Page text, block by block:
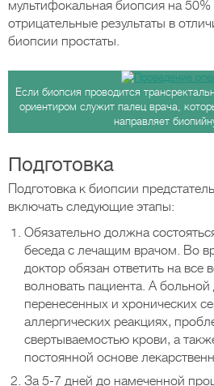
мультифокальная биопсия на
отрицательные результаты в
биопсии простаты.
Если биопсия проводится
ориентиром служит палец врача,
направляет
Подготовка
Подготовка к биопсии
включать следующие этапы:
Обязательно должна
беседа с лечащим врачом. Во
доктор обязан ответить на все
волновать пациента. А
перенесенных и хронических
аллергических реакциях,
свертываемостью крови, а
постоянной основе
За 5-7 дней до намеченной